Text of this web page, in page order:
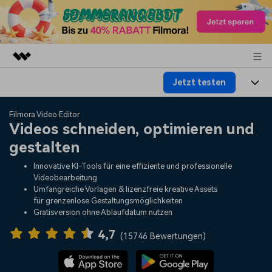
Dienstprogramme
Business
Überblick
Lösungen
Über uns
Presseraum
Support
Jetzt testen
Produkte
Plattformen
Funktionen
Assets
KI
Video/Foto
Audio
Lösungen
Soziale Medien
Marketing & Business
Lifestyle & Spaß
Ressourcen
Video-Prompts
Über 100 heiße Video-
Meisterkurs
Beherrschen Sie
Hilfe-Center
Erste Schritte
Filmora Video Editor
Videos schneiden, optimieren und
gestalten
Innovative KI-Tools für eine effiziente und professionelle
Videobearbeitung
Umfangreiche Vorlagen & lizenzfreie kreative Assets
für grenzenlose Gestaltungsmöglichkeiten
Gratisversion ohne Ablaufdatum nutzen
4,7 (15746 Bewertungen)